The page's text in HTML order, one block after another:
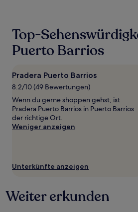
24 Stunden
einen
Aufenthalt
1 Übernachtung
2 Erwachsenen
gefunden
wurde.
Preise
und
Es
Bedingungen
Top-
Puerto Barrios
Pradera Puerto Barrios
8.2/10 (49 Bewertungen)
Wenn du gerne shoppen gehst, ist
Pradera Puerto Barrios in Puerto Barrios
der richtige Ort.
Weniger anzeigen
Unterkünfte anzeigen
Weiter erkunden